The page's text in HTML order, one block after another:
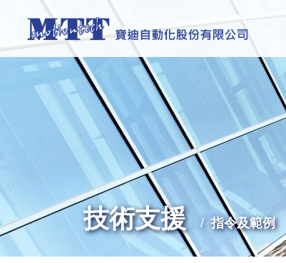
技術支援 指令及範例